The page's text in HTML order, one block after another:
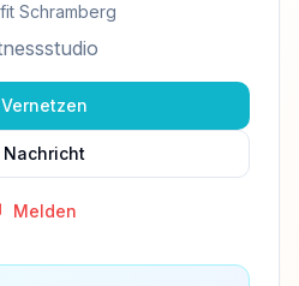
Schramberg
Vernetzen
Nachricht
Melden